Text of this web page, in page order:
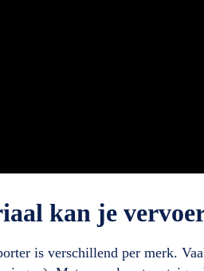
kan je
is verschillend per merk.